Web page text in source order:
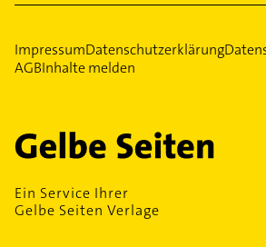
ImpressumDatenschutzerklärung
AGBInhalte melden
Ein Service Ihrer
Gelbe Seiten Verlage